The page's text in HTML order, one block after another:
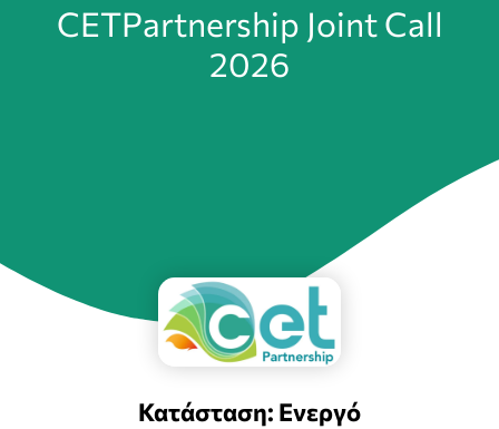
CETPartnership Joint Call
2026
Κατάσταση: Ενεργό